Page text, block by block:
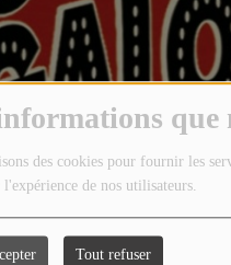
que
des cookies pour fournir les
de nos utilisateurs.
Tout refuser